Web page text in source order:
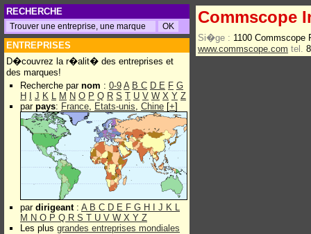
RECHERCHE
ENTREPRISES
D�couvrez la r�alit� des entreprises et
des marques!
Recherche par nom : 0-9 A B C D E F G
H
J K L M N O P Q R S T U V W X Y Z
par pays: France, Etats-unis, Chine [+]
par dirigeant: A B C D E F G H J K L
M N O P Q R S T U V W X Y Z
Les plus grandes entreprises mondiales
Commscope
Si�ge : 1100
www.commscope.com tel.